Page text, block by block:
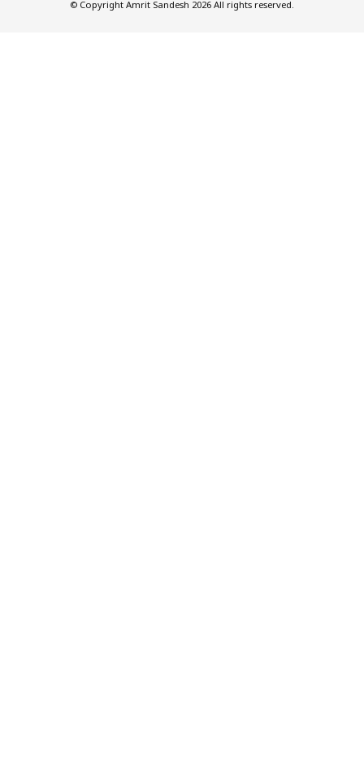
© Copyright Amrit Sandesh 2026 All rights reserved.